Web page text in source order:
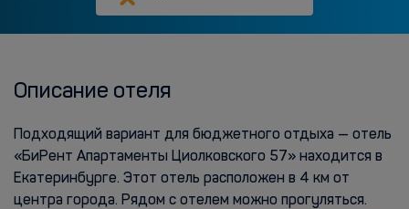
Описание отеля
Подходящий вариант для бюджетного отдыха — отель
«БиРент Апартаменты Циолковского 57» находится в
Екатеринбурге. Этот отель расположен в 4 км от
центра города. Рядом с отелем можно прогуляться.